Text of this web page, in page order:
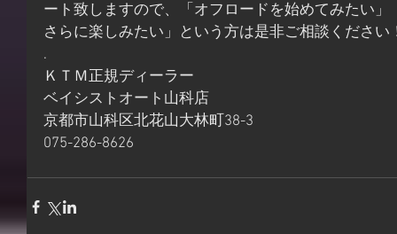
ート致しますので、「オフロードを始めてみたい
さらに楽しみたい」という方は是非ご相談ください
.
ＫＴＭ正規ディーラー
ベイシストオート山科店
京都市山科区北花山大林町38-3
075-286-8626